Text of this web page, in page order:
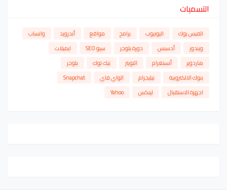
التسميات
الفيس بوك اليوتيوب برامج مواقع أندرويد
واتساب
ويندوز
أدسنس دورة بلوجر سيو SEO
ايميلات
هاردوير
أنستغرام التويتر تيك توك
بلوجر
بنوك الالكترونية
تيليجرام الواي فاي
Snapchat
اجهزة الاستقبال
لينكس Yahoo